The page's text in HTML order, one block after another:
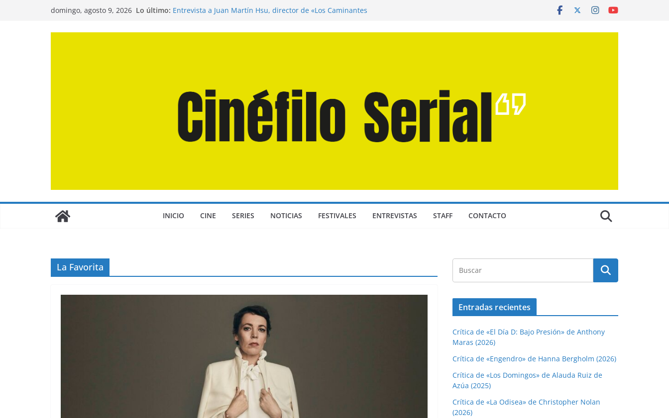
domingo, agosto 9, 2026 Lo último: Entrevista a Juan Martín Hsu, director de «Los Caminantes
INICIO CINE SERIES NOTICIAS FESTIVALES ENTREVISTAS STAFF CONTACTO
La Favorita
Entradas recientes
Crítica de «El Día D: Bajo Presión» de Anthony
Maras (2026)
Crítica de «Engendro» de Hanna Bergholm (2026)
Crítica de «Los Domingos» de Alauda Ruiz de
Azúa (2025)
Crítica de «La Odisea» de Christopher Nolan
(2026)